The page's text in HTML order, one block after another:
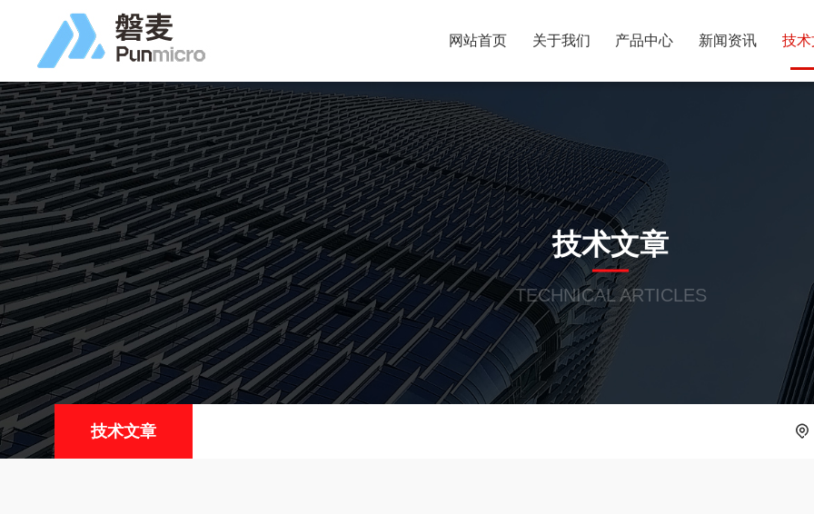
网站首页 关于我们 产品中心 新闻资讯 技术
技术文章
TECHNICAL ARTICLES
技术文章